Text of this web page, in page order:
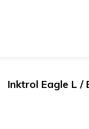
Inktrol Eagle L /